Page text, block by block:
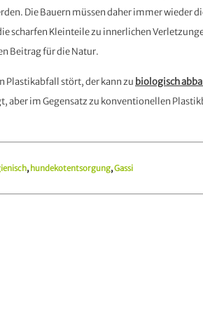
Die Bauern müssen daher immer
scharfen Kleinteile zu innerlichen
Beitrag für die Natur.
Plastikabfall stört, der kann zu biologisch
aber im Gegensatz zu konventionellen
, hundekotentsorgung,Gassi